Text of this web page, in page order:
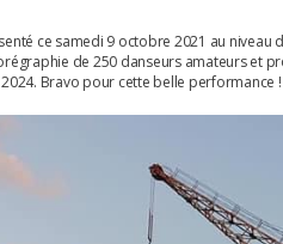
ce samedi 9 octobre 2021 au
de 250 danseurs amateurs et
Bravo pour cette belle performance !